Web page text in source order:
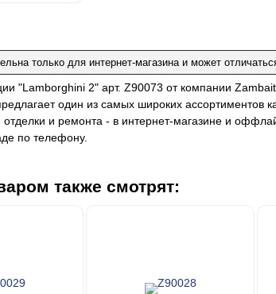
только для интернет-магазина и может
"Lamborghini 2" арт. Z90073 от компании
один из самых широких ассортиментов
и ремонта - в интернет-магазине и
по телефону.
также смотрят: